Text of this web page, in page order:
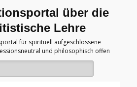
über die
Lehre
für spirituell aufgeschlossene
und philosophisch offen